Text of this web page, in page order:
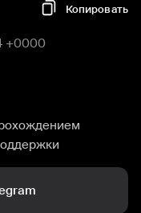
Копировать
+0000